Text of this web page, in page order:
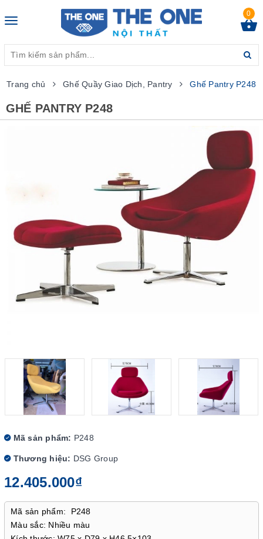
Toggle
0
Trang chủ Ghế Quầy Giao Dịch, Pantry Ghế Pantry P248
GHẾ PANTRY P248
Mã sản phẩm: P248
Thương hiệu: DSG Group
12.405.000₫
Mã sản phẩm: P248
Màu sắc: Nhiều màu